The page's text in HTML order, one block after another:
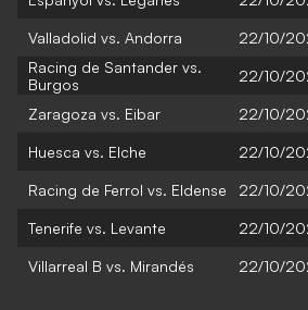
Valladolid vs. Andorra 22/10/
Racing de Santander vs.
Burgos
22/10/
Zaragoza vs. Eibar 22/10/
Huesca vs. Elche 22/10/
Racing de Ferrol vs. Eldense 22/10/
Tenerife vs. Levante 22/10/
Villarreal B vs. Mirandés 22/10/